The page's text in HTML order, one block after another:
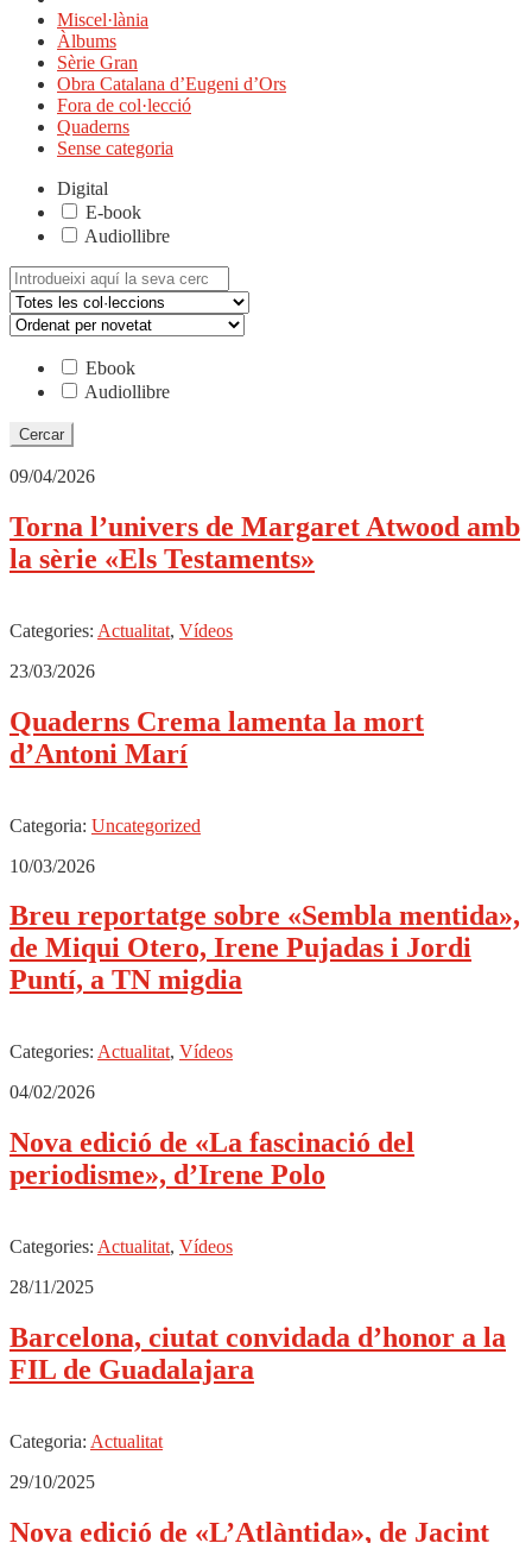
Miscel·lània
Àlbums
Sèrie Gran
Obra Catalana d’Eugeni d’Ors
Fora de col·lecció
Quaderns
Sense categoria
Digital
E-book
Audiollibre
Cerca:
Ebook
Audiollibre
09/04/2026
Torna l’univers de Margaret Atwood amb
la sèrie «Els Testaments»
Categories: Actualitat, Vídeos
23/03/2026
Quaderns Crema lamenta la mort
d’Antoni Marí
Categoria: Uncategorized
10/03/2026
Breu reportatge sobre «Sembla mentida»,
de Miqui Otero, Irene Pujadas i Jordi
Puntí, a TN migdia
Categories: Actualitat, Vídeos
04/02/2026
Nova edició de «La fascinació del
periodisme», d’Irene Polo
Categories: Actualitat, Vídeos
28/11/2025
Barcelona, ciutat convidada d’honor a la
FIL de Guadalajara
Categoria: Actualitat
29/10/2025
Nova edició de «L’Atlàntida», de Jacint